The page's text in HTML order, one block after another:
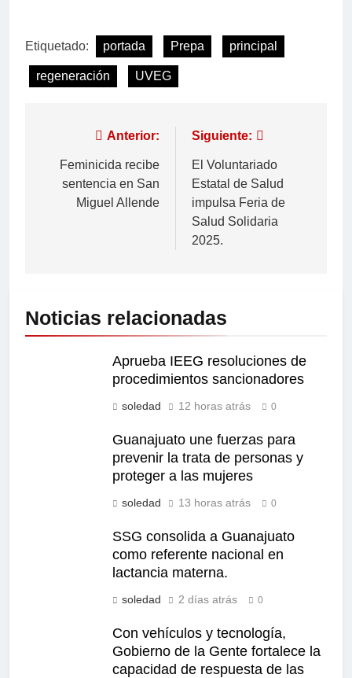
Etiquetado: portada Prepa principal
regeneración UVEG
Anterior:
Feminicida recibe
sentencia en San
Miguel Allende
Siguiente:
El Voluntariado
Estatal de Salud
impulsa Feria de
Salud Solidaria
2025.
Noticias relacionadas
Aprueba IEEG resoluciones de
procedimientos sancionadores
soledad 12 horas atrás 0
Guanajuato une fuerzas para
prevenir la trata de personas y
proteger a las mujeres
soledad 13 horas atrás 0
SSG consolida a Guanajuato
como referente nacional en
lactancia materna.
soledad 2 días atrás 0
Con vehículos y tecnología,
Gobierno de la Gente fortalece la
capacidad de respuesta de las